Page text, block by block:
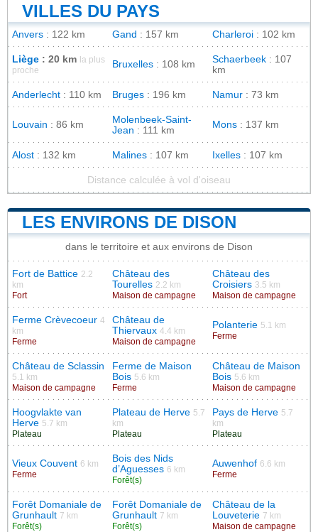
VILLES DU PAYS
Anvers : 122 km Gand : 157 km Charleroi : 102 km
Liège : 20 km
la plus
proche
Bruxelles : 108 km Schaerbeek : 107
km
Anderlecht : 110 km Bruges : 196 km Namur : 73 km
Louvain : 86 km
Molenbeek-Saint-
Jean : 111 km
Mons : 137 km
Alost : 132 km Malines : 107 km Ixelles : 107 km
Distance calculée à vol d'oiseau
LES ENVIRONS DE DISON
dans le territoire et aux environs de Dison
Fort de Battice 2.2
km
Fort
Château des
Tourelles 2.2 km
Maison de campagne
Château des
Croisiers 3.5 km
Maison de campagne
Ferme Crèvecoeur 4
km
Ferme
Château de
Thiervaux 4.4 km
Maison de campagne
Polanterie 5.1 km
Ferme
Château de Sclassin
5.1 km
Maison de campagne
Ferme de Maison
Bois 5.6 km
Ferme
Château de Maison
Bois 5.6 km
Maison de campagne
Hoogvlakte van
Herve 5.7 km
Plateau
Plateau de Herve 5.7
km
Plateau
Pays de Herve 5.7
km
Plateau
Vieux Couvent 6 km
Ferme
Bois des Nids
d’Aguesses 6 km
Forêt(s)
Auwenhof 6.6 km
Ferme
Forêt Domaniale de
Grunhault 7 km
Forêt(s)
Forêt Domaniale de
Grunhault 7 km
Forêt(s)
Château de la
Louveterie 7 km
Maison de campagne